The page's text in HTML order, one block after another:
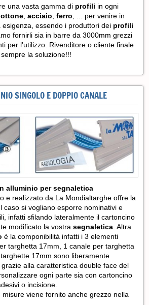
una vasta gamma di profili in ogni
ottone, acciaio, ferro, ... per venire in
essendo i produttori dei profili
fornirli sia in barre da 3000mm grezzi
per l'utilizzo. Rivenditore o cliente finale
la soluzione!!!
SINGOLO E DOPPIO CANALE
alluminio per segnaletica
e realizzato da La Mondialtarghe offre la
caso si vogliano esporre nominativi e
infatti sfilando lateralmente il cartoncino
modificato la vostra segnaletica. Altra
è la componibilità infatti i 3 elementi
targhetta 17mm, 1 canale per targhetta
17mm sono liberamente
alla caratteristica double face del
ogni parte sia con cartoncino
o incisione.
misure viene fornito anche grezzo nella